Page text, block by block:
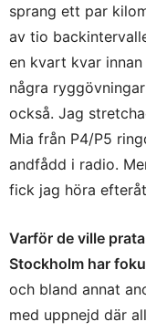
sprang ett par
av tio
en kvart kvar
några
också. Jag
Mia från P4/P5
andfådd i radio.
fick jag höra
Varför de ville
Stockholm har
och bland annat
med uppnejd där